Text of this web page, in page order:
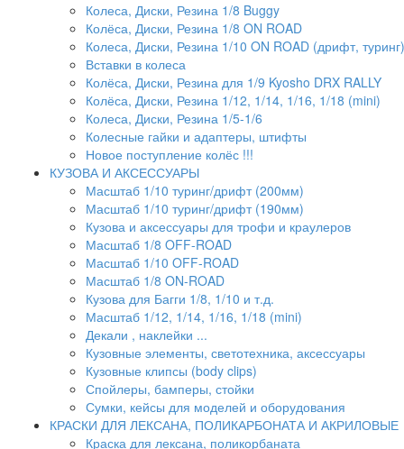
Колеса, Диски, Резина 1/8 Buggy
Колёса, Диски, Резина 1/8 ON ROAD
Колеса, Диски, Резина 1/10 ON ROAD (дрифт, туринг)
Вставки в колеса
Колёса, Диски, Резина для 1/9 Kyosho DRX RALLY
Колёса, Диски, Резина 1/12, 1/14, 1/16, 1/18 (mini)
Колеса, Диски, Резина 1/5-1/6
Колесные гайки и адаптеры, штифты
Новое поступление колёс !!!
КУЗОВА И АКСЕССУАРЫ
Масштаб 1/10 туринг/дрифт (200мм)
Масштаб 1/10 туринг/дрифт (190мм)
Кузова и аксессуары для трофи и краулеров
Масштаб 1/8 OFF-ROAD
Масштаб 1/10 OFF-ROAD
Масштаб 1/8 ON-ROAD
Кузова для Багги 1/8, 1/10 и т.д.
Масштаб 1/12, 1/14, 1/16, 1/18 (mini)
Декали , наклейки ...
Кузовные элементы, светотехника, аксессуары
Кузовные клипсы (body clips)
Спойлеры, бамперы, стойки
Сумки, кейсы для моделей и оборудования
КРАСКИ ДЛЯ ЛЕКСАНА, ПОЛИКАРБОНАТА И АКРИЛОВЫЕ
Краска для лексана, поликорбаната